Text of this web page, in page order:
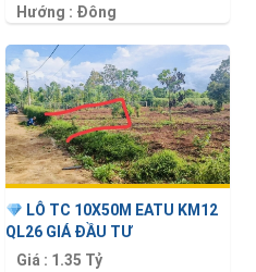
Hướng : Đông
LÔ TC 10X50M EATU KM12
QL26 GIÁ ĐẦU TƯ
Giá : 1.35 Tỷ